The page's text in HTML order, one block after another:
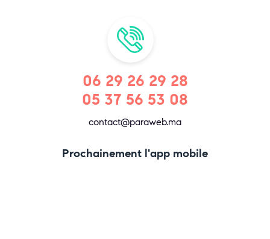
06 29 26 29 28
05 37 56 53 08
contact@paraweb.ma
Prochainement l'app mobile